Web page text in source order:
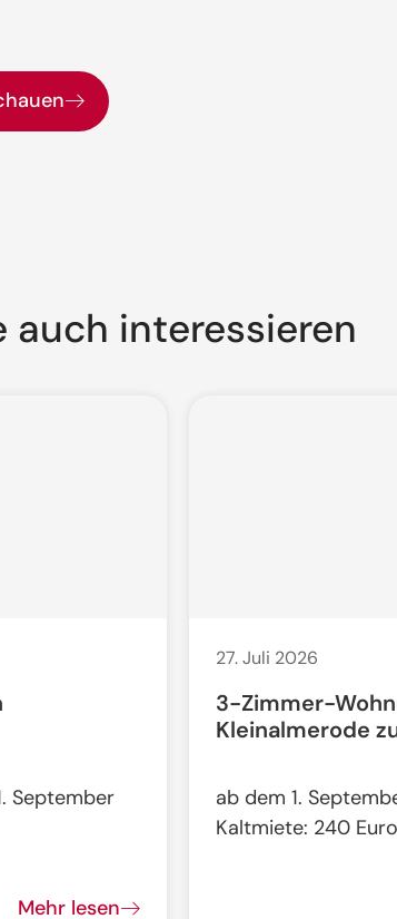
auch interessieren
September
Mehr lesen
27. Juli 2026
3-Zimmer-
Kleinalmerode
ab dem 1.
Kaltmiete: 240 Euro